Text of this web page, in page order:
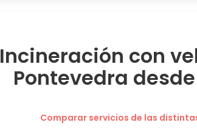
Incineración con
Pontevedra
Comparar servicios de las